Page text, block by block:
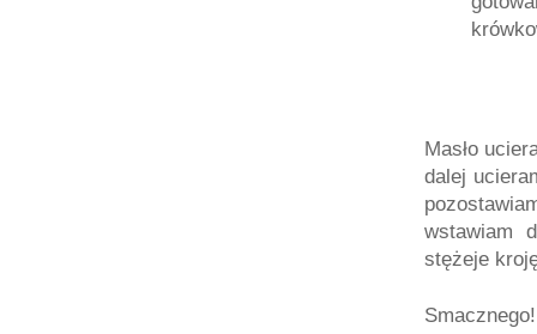
Masło
dalej
wstawiam
stężeje